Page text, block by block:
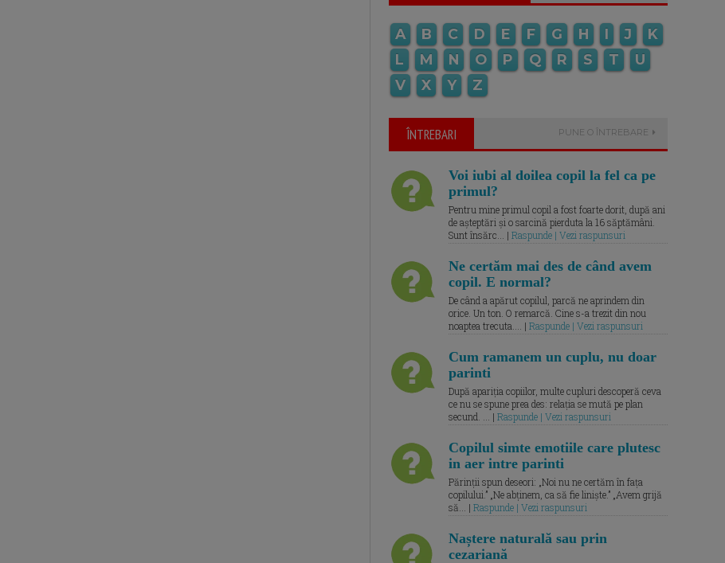
A B C D E F G H I J
K
L
M N O P Q R S T
U
V
X Y Z
ÎNTREBARI PUNE O ÎNTREBARE
Voi iubi al doilea copil la fel ca pe
primul?
Pentru mine primul copil a fost foarte dorit, după ani
de așteptări și o sarcină pierduta la 16 săptămâni.
Sunt însărc... | Raspunde | Vezi raspunsuri
Ne certăm mai des de când avem
copil. E normal?
De când a apărut copilul, parcă ne aprindem din
orice. Un ton. O remarcă. Cine s-a trezit din nou
noaptea trecuta.... | Raspunde | Vezi raspunsuri
Cum ramanem un cuplu, nu doar
parinti
După apariția copiilor, multe cupluri descoperă ceva
ce nu se spune prea des: relația se mută pe plan
secund. ... | Raspunde | Vezi raspunsuri
Copilul simte emotiile care plutesc
in aer intre parinti
Părinții spun deseori: „Noi nu ne certăm în fața
copilului.” „Ne abținem, ca să fie liniște.” „Avem grijă
să... | Raspunde | Vezi raspunsuri
Naștere naturală sau prin
cezariană